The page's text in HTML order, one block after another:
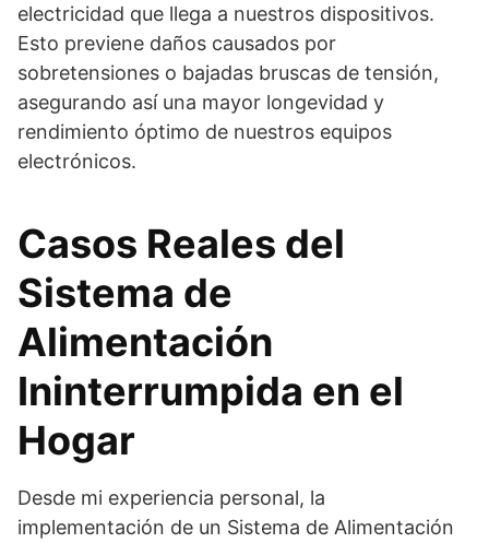
electricidad que llega a nuestros dispositivos.
Esto previene daños causados por
sobretensiones o bajadas bruscas de tensión,
asegurando así una mayor longevidad y
rendimiento óptimo de nuestros equipos
electrónicos.
Casos Reales del
Sistema de
Alimentación
Ininterrumpida en el
Hogar
Desde mi experiencia personal, la
implementación de un Sistema de Alimentación